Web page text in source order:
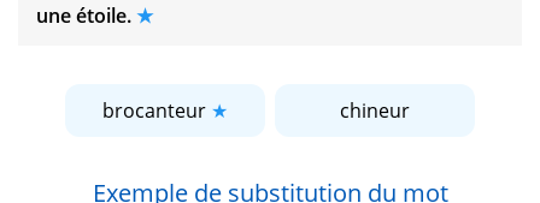
une étoile.
brocanteur chineur
Exemple de substitution du mot